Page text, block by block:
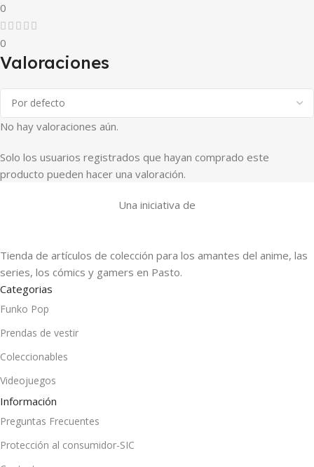
0
0
Valoraciones
No hay valoraciones aún.
Solo los usuarios registrados que hayan comprado este
producto pueden hacer una valoración.
Una iniciativa de
Tienda de artículos de colección para los amantes del anime, las
series, los cómics y gamers en Pasto.
Categorias
Funko Pop
Prendas de vestir
Coleccionables
Videojuegos
Información
Preguntas Frecuentes
Protección al consumidor-SIC